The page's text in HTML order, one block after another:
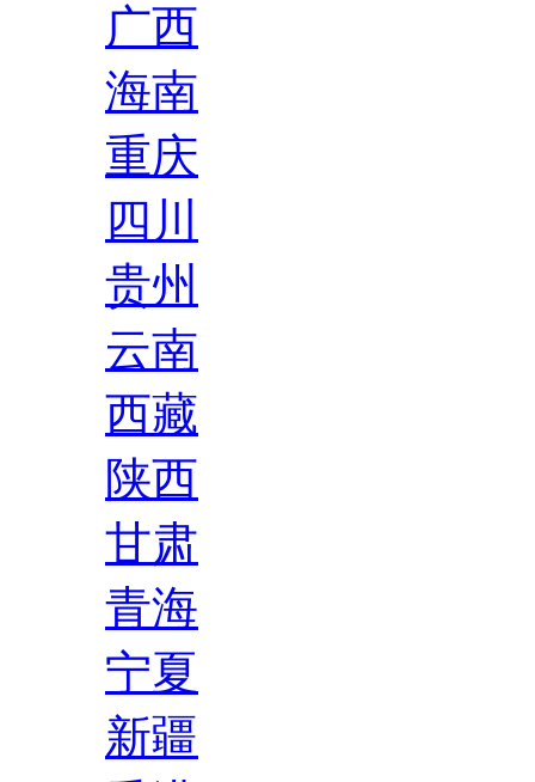
广西
海南
重庆
四川
贵州
云南
西藏
陕西
甘肃
青海
宁夏
新疆